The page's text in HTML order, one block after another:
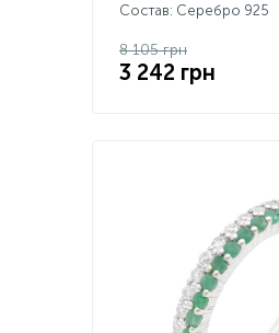
Состав: Серебро 925
8 105 грн
3 242 грн